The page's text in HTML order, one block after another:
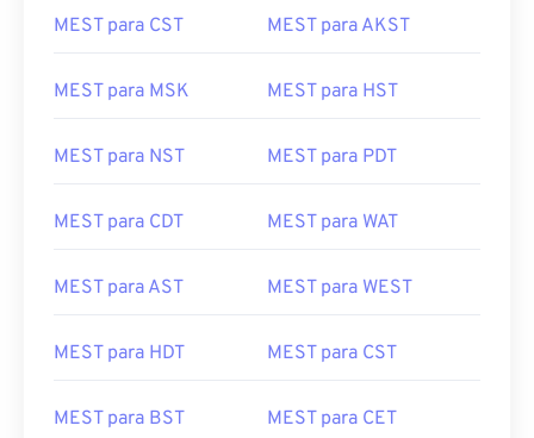
MEST para CST MEST para AKST
MEST para MSK MEST para HST
MEST para NST MEST para PDT
MEST para CDT MEST para WAT
MEST para AST MEST para WEST
MEST para HDT MEST para CST
MEST para BST MEST para CET